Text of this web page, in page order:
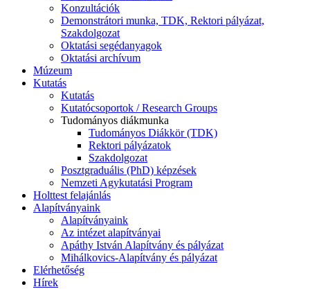
Konzultációk
Demonstrátori munka, TDK, Rektori pályázat,
Szakdolgozat
Oktatási segédanyagok
Oktatási archívum
Múzeum
Kutatás
Kutatás
Kutatócsoportok / Research Groups
Tudományos diákmunka
Tudományos Diákkör (TDK)
Rektori pályázatok
Szakdolgozat
Posztgraduális (PhD) képzések
Nemzeti Agykutatási Program
Holttest felajánlás
Alapítványaink
Alapítványaink
Az intézet alapítványai
Apáthy István Alapítvány és pályázat
Mihálkovics-Alapítvány és pályázat
Elérhetőség
Hírek